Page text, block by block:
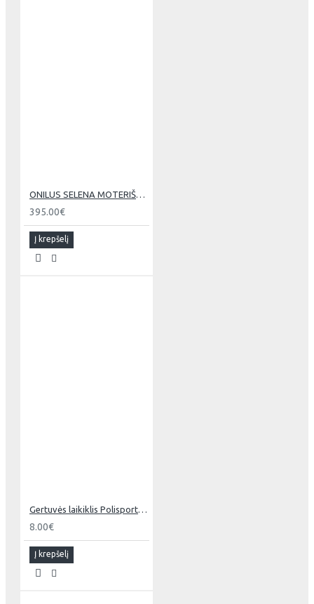
395.00€
Į krepšelį
8.00€
Į krepšelį